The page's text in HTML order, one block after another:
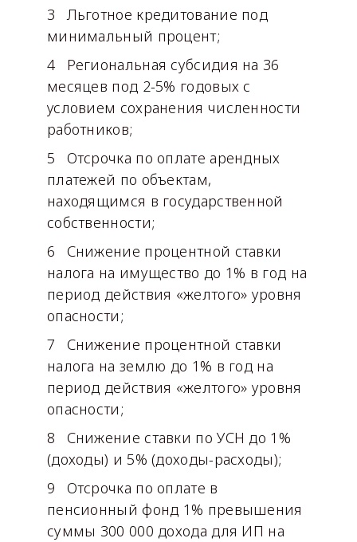
Льготное кредитование под
минимальный процент;
Региональная субсидия на 36
месяцев под 2-5% годовых с
условием сохранения численности
работников;
Отсрочка по оплате арендных
платежей по объектам,
находящимся в государственной
собственности;
Снижение процентной ставки
налога на имущество до 1% в год на
период действия «желтого» уровня
опасности;
Снижение процентной ставки
налога на землю до 1% в год на
период действия «желтого» уровня
опасности;
Снижение ставки по УСН до 1%
(доходы) и 5% (доходы-расходы);
Отсрочка по оплате в
пенсионный фонд 1% превышения
суммы 300 000 дохода для ИП на